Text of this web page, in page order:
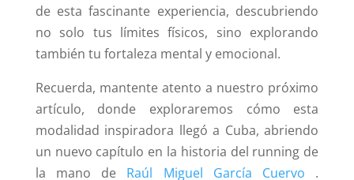
de esta fascinante experiencia, descubriendo
no solo tus límites físicos, sino explorando
también tu fortaleza mental y emocional.
Recuerda, mantente atento a nuestro próximo
artículo, donde exploraremos cómo esta
modalidad inspiradora llegó a Cuba, abriendo
un nuevo capítulo en la historia del running de
la mano de Raúl Miguel García Cuervo .